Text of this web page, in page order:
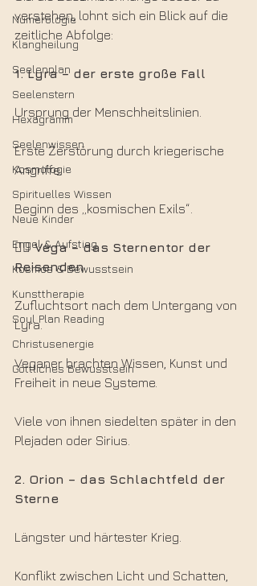
Numerologie
Klangheilung
Seelenplan
Seelenstern
Hexagramm
Seelenwissen
Kosmologie
Spirituelles Wissen
Neue Kinder
Engel & Aufstieg
Kosmos & Bewusstsein
Kunsttherapie
Soul Plan Reading
Christusenergie
Göttliches Bewusstsein
verstehen, lohnt sich ein Blick auf die
zeitliche Abfolge:
1. Lyra – der erste große Fall
Ursprung der Menschheitslinien.
Erste Zerstörung durch kriegerische
Angriffe.
Beginn des „kosmischen Exils“.
👉🏻 Vega – das Sternentor der
Reisenden
Zufluchtsort nach dem Untergang von
Lyra.
Veganer brachten Wissen, Kunst und
Freiheit in neue Systeme.
Viele von ihnen siedelten später in den
Plejaden oder Sirius.
2. Orion – das Schlachtfeld der
Sterne
Längster und härtester Krieg.
Konflikt zwischen Licht und Schatten,